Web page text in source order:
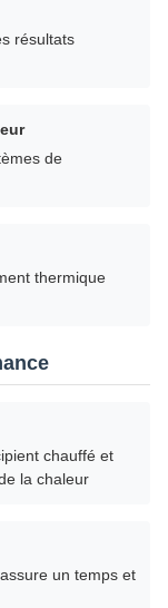
résultats
de
thermique
chauffé et
la chaleur
un temps et